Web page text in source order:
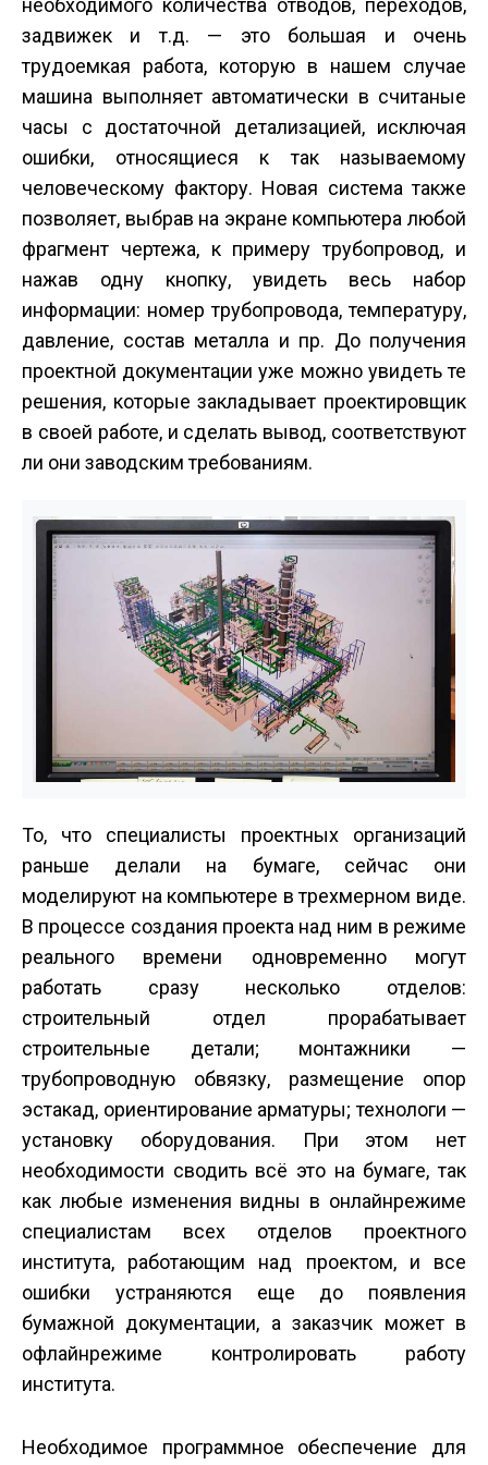
задвижек и т.д. — это большая и очень
трудоемкая работа, которую в нашем случае
машина выполняет автоматически в считаные
часы с достаточной детализацией, исключая
ошибки, относящиеся к так называемому
человеческому фактору. Новая система также
позволяет, выбрав на экране компьютера любой
фрагмент чертежа, к примеру трубопровод, и
нажав одну кнопку, увидеть весь набор
информации: номер трубопровода, температуру,
давление, состав металла и пр. До получения
проектной документации уже можно увидеть те
решения, которые закладывает проектировщик
в своей работе, и сделать вывод, соответствуют
ли они заводским требованиям.
То, что специалисты проектных организаций
раньше делали на бумаге, сейчас они
моделируют на компьютере в трехмерном виде.
В процессе создания проекта над ним в режиме
реального времени одновременно могут
работать сразу несколько отделов:
строительный отдел прорабатывает
строительные детали; монтажники —
трубопроводную обвязку, размещение опор
эстакад, ориентирование арматуры; технологи —
установку оборудования. При этом нет
необходимости сводить всё это на бумаге, так
как любые изменения видны в онлайн­режиме
специалистам всех отделов проектного
института, работающим над проектом, и все
ошибки устраняются еще до появления
бумажной документации, а заказчик может в
офлайн­режиме контролировать работу
института.
Необходимое программное обеспечение для